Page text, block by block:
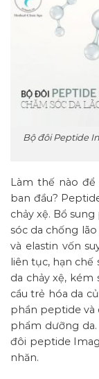
Bộ đôi Peptide
Làm thế nào
ban đầu?
chảy xệ. Bổ
sóc da chống
và elastin vốn
liên tục, hạn
da chảy xệ, kém
cầu trẻ hóa da
phần peptide và
phẩm dưỡng
đôi peptide
nhăn.